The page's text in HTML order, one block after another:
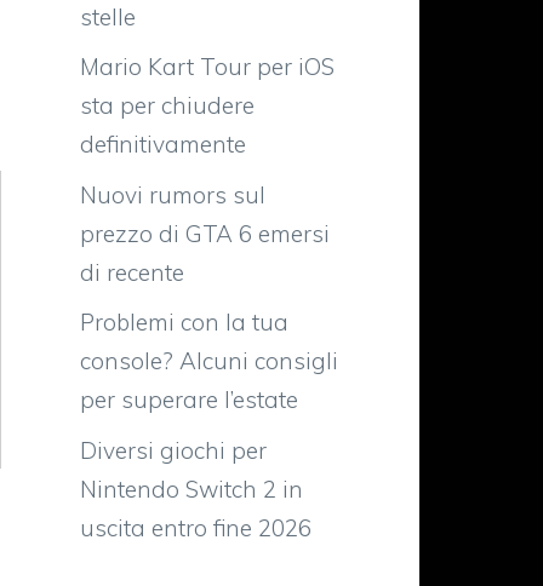
stelle
Mario Kart Tour per iOS
sta per chiudere
definitivamente
Nuovi rumors sul
prezzo di GTA 6 emersi
di recente
Problemi con la tua
console? Alcuni consigli
per superare l’estate
Diversi giochi per
Nintendo Switch 2 in
uscita entro fine 2026